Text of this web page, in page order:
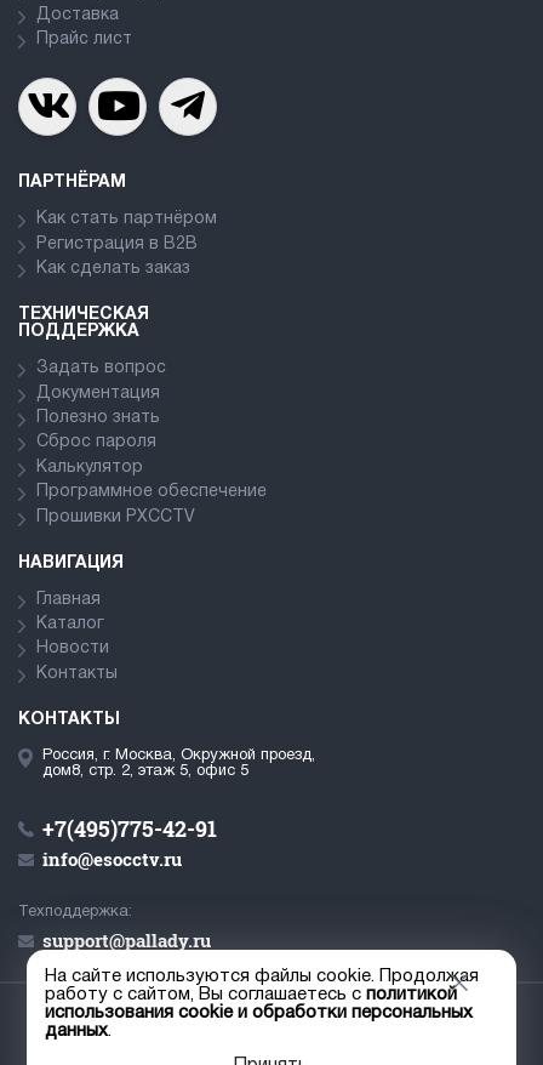
Доставка
Прайс лист
ПАРТНЁРАМ
Как стать партнёром
Регистрация в В2В
Как сделать заказ
ТЕХНИЧЕСКАЯ
ПОДДЕРЖКА
Задать вопрос
Документация
Полезно знать
Сброс пароля
Калькулятор
Программное обеспечение
Прошивки PXCCTV
НАВИГАЦИЯ
Главная
Каталог
Новости
Контакты
КОНТАКТЫ
Россия, г. Москва, Окружной проезд,
дом8, стр. 2, этаж 5, офис 5
+7(495)775-42-91
info@esocctv.ru
Техподдержка:
support@pallady.ru
Пользовательское соглашение
На сайте используются файлы cookie. Продолжая
работу с сайтом, Вы соглашаетесь сполитикой
использования cookie и обработки персональных
данных.